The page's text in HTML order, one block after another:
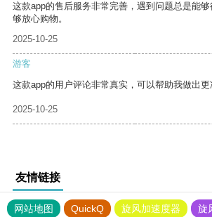
这款app的售后服务非常完善，遇到问题总是能
够放心购物。
2025-10-25
游客
这款app的用户评论非常真实，可以帮助我做出更
2025-10-25
友情链接
网站地图 QuickQ 旋风加速度器 旋